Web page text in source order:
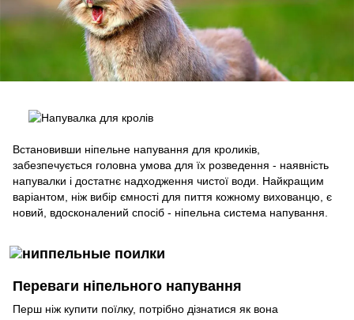
Встановивши ніпельне напування для кроликів,
забезпечується головна умова для їх розведення - наявність
напувалки і достатнє надходження чистої води. Найкращим
варіантом, ніж вибір ємності для пиття кожному вихованцю, є
новий, вдосконалений спосіб - ніпельна система напування.
Переваги ніпельного напування
Перш ніж купити поїлку, потрібно дізнатися як вона